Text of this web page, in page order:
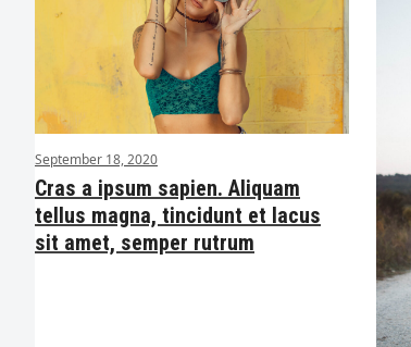
September 18, 2020
Cras a ipsum sapien. Aliquam
tellus magna, tincidunt et lacus
sit amet, semper rutrum